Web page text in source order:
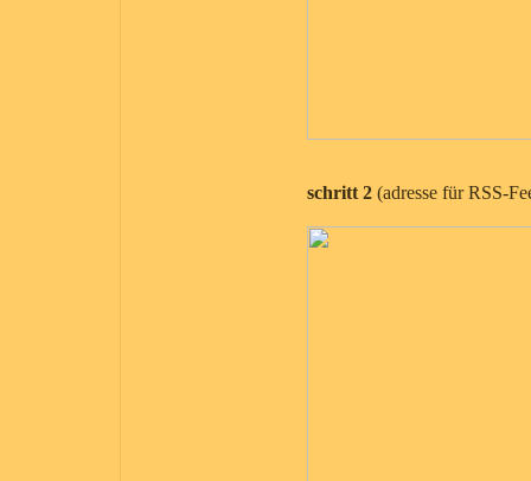
schritt 2(adresse für RSS-